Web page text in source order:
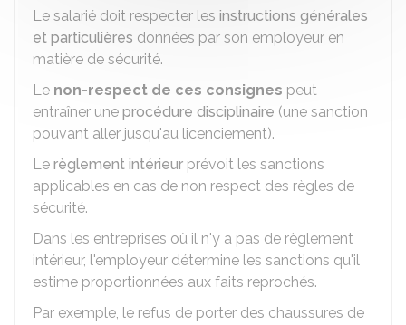
Le salarié doit respecter les instructions générales
et particulières données par son employeur en
matière de sécurité.
Le non-respect de ces consignes peut
entraîner une procédure disciplinaire (une sanction
pouvant aller jusqu'au licenciement).
Le règlement intérieur prévoit les sanctions
applicables en cas de non respect des règles de
sécurité.
Dans les entreprises où il n'y a pas de règlement
intérieur, l'employeur détermine les sanctions qu'il
estime proportionnées aux faits reprochés.
Par exemple, le refus de porter des chaussures de